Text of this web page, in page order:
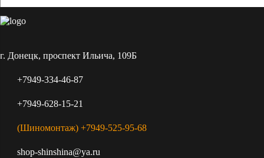
наличии в Донецке.
г. Донецк, проспект Ильича, 109Б
+7949-334-46-87
+7949-628-15-21
(Шиномонтаж) +7949-525-95-68
shop-shinshina@ya.ru